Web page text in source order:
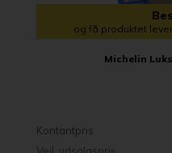
og få produktet
Michelin
Kontantpris